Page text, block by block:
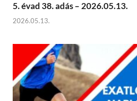
5. évad 38. adás – 2026.05.13.
2026.05.13.